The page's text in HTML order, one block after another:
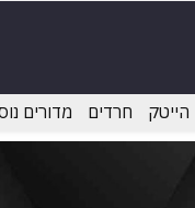
הייטק חרדים מדורים